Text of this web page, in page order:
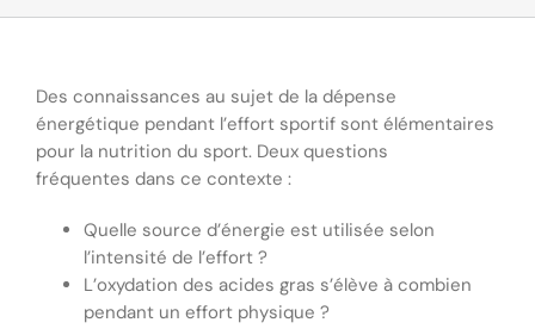
Des connaissances au sujet de la dépense
énergétique pendant l’effort sportif sont élémentaires
pour la nutrition du sport. Deux questions
fréquentes dans ce contexte :
Quelle source d’énergie est utilisée selon
l’intensité de l’effort ?
L’oxydation des acides gras s’élève à combien
pendant un effort physique ?